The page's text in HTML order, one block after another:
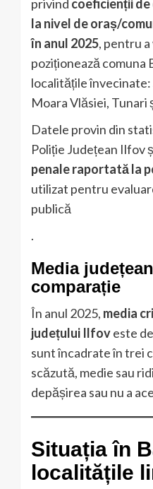
privind coeficienții
la nivel de oraș/
în anul 2025, pentru a
poziționează comuna
localitățile învecinate:
Moara Vlăsiei, Tunari
Datele provin din
Poliție Județean Ilfov
penale raportată la
utilizat pentru
publică
.
Media
comparație
În anul 2025, media
județului Ilfoveste de
sunt încadrate în trei
scăzută, medie sau
depășirea sau nu a
Situația în
localitățile